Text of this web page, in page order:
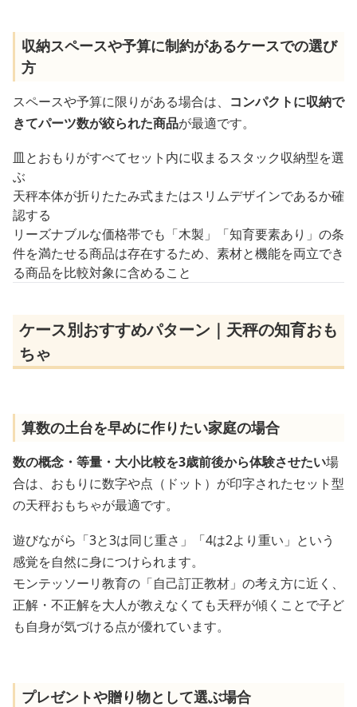
収納スペースや予算に制約があるケースでの選び
方
スペースや予算に限りがある場合は、 コンパクトに収納で
きてパーツ数が絞られた商品が最適です。
皿とおもりがすべてセット内に収まるスタック収納型を選
ぶ
天秤本体が折りたたみ式またはスリムデザインであるか確
認する
リーズナブルな価格帯でも「木製」「知育要素あり」の条
件を満たせる商品は存在するため、素材と機能を両立でき
る商品を比較対象に含めること
ケース別おすすめパターン｜天秤の知育おも
ちゃ
算数の土台を早めに作りたい家庭の場合
数の概念・等量・大小比較を3歳前後から体験させたい場
合は、おもりに数字や点（ドット）が印字されたセット型
の天秤おもちゃが最適です。
遊びながら「3と3は同じ重さ」「4は2より重い」という
感覚を自然に身につけられます。
モンテッソーリ教育の「自己訂正教材」の考え方に近く、
正解・不正解を大人が教えなくても天秤が傾くことで子ど
も自身が気づける点が優れています。
プレゼントや贈り物として選ぶ場合